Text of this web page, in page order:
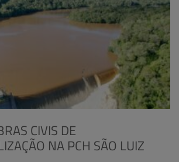
CIVIS DE
NA PCH SÃO LUIZ